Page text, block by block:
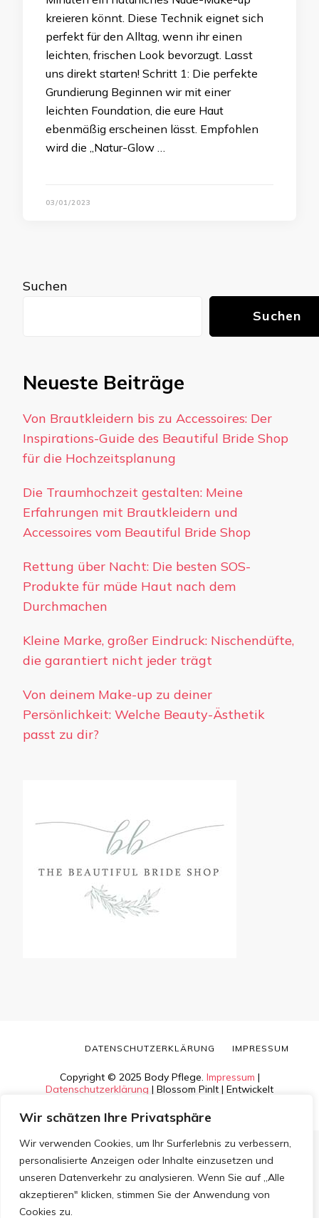
Wir schätzen Ihre Privatsphäre
Wir verwenden Cookies, um Ihr Surferlebnis zu verbessern,
personalisierte Anzeigen oder Inhalte einzusetzen und
unseren Datenverkehr zu analysieren. Wenn Sie auf „Alle
akzeptieren" klicken, stimmen Sie der Anwendung von
Cookies zu.
kreieren könnt. Diese Technik eignet sich
perfekt für den Alltag, wenn ihr einen
leichten, frischen Look bevorzugt. Lasst
uns direkt starten! Schritt 1: Die perfekte
Grundierung Beginnen wir mit einer
leichten Foundation, die eure Haut
ebenmäßig erscheinen lässt. Empfohlen
wird die „Natur-Glow …
03/01/2023
Suchen
Suchen
Neueste Beiträge
Von Brautkleidern bis zu Accessoires: Der
Inspirations-Guide des Beautiful Bride Shop
für die Hochzeitsplanung
Die Traumhochzeit gestalten: Meine
Erfahrungen mit Brautkleidern und
Accessoires vom Beautiful Bride Shop
Rettung über Nacht: Die besten SOS-
Produkte für müde Haut nach dem
Durchmachen
Kleine Marke, großer Eindruck: Nischendüfte,
die garantiert nicht jeder trägt
Von deinem Make-up zu deiner
Persönlichkeit: Welche Beauty-Ästhetik
passt zu dir?
Copyright © 2025 Body Pflege. Impressum |
Datenschutzerklärung | Blossom PinIt | Entwickelt
DATENSCHUTZERKLÄRUNG IMPRESSUM